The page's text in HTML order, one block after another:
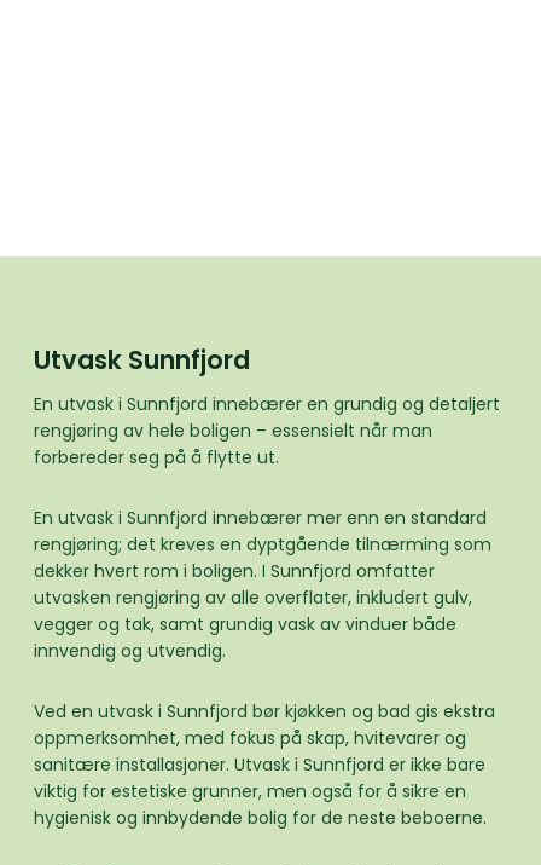
Utvask Sunnfjord
En utvask i Sunnfjord innebærer en grundig og detaljert
rengjøring av hele boligen – essensielt når man
forbereder seg på å flytte ut.
En utvask i Sunnfjord innebærer mer enn en standard
rengjøring; det kreves en dyptgående tilnærming som
dekker hvert rom i boligen. I Sunnfjord omfatter
utvasken rengjøring av alle overflater, inkludert gulv,
vegger og tak, samt grundig vask av vinduer både
innvendig og utvendig.
Ved en utvask i Sunnfjord bør kjøkken og bad gis ekstra
oppmerksomhet, med fokus på skap, hvitevarer og
sanitære installasjoner. Utvask i Sunnfjord er ikke bare
viktig for estetiske grunner, men også for å sikre en
hygienisk og innbydende bolig for de neste beboerne.